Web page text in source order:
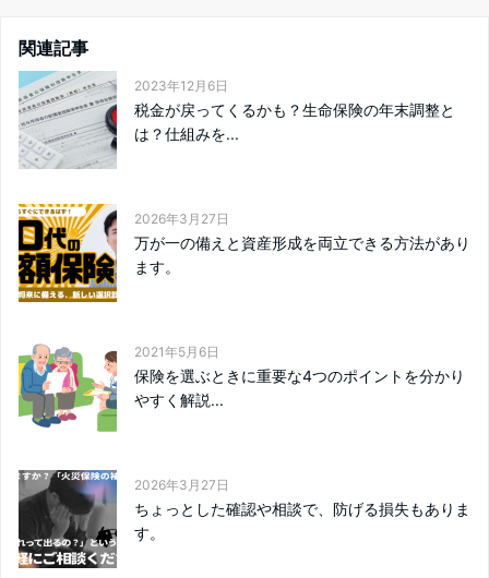
関連記事
2023年12月6日
税金が戻ってくるかも？生命保険の年末調整と
は？仕組みを...
2026年3月27日
万が一の備えと資産形成を両立できる方法があり
ます。
2021年5月6日
保険を選ぶときに重要な4つのポイントを分かり
やすく解説...
2026年3月27日
ちょっとした確認や相談で、防げる損失もありま
す。